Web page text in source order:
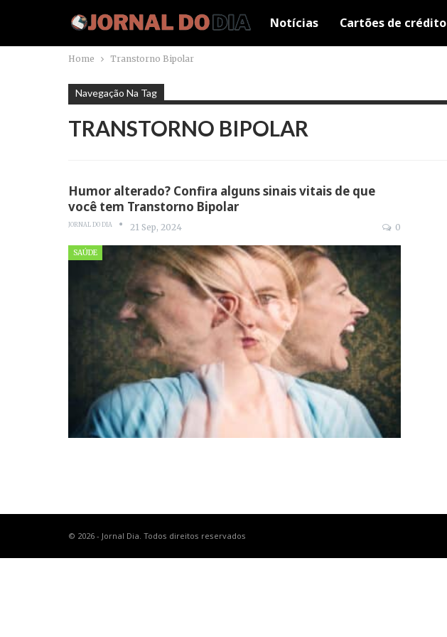
Notícias Cartões de crédito
Home Transtorno Bipolar
Navegação Na Tag
TRANSTORNO BIPOLAR
Humor alterado? Confira alguns sinais vitais de que
você tem Transtorno Bipolar
JORNAL DO DIA 21 Sep, 2024 0
SAÚDE
© 2026 - Jornal Dia. Todos direitos reservados